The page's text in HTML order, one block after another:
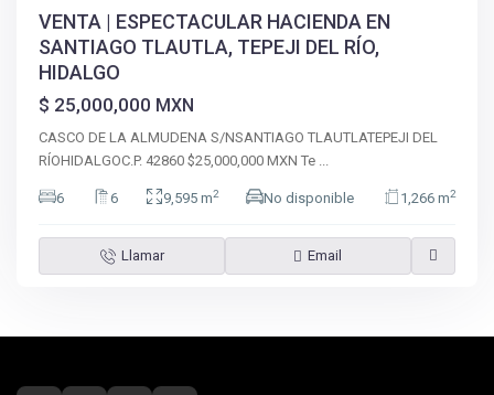
VENTA | ESPECTACULAR HACIENDA EN
SANTIAGO TLAUTLA, TEPEJI DEL RÍO,
HIDALGO
$ 25,000,000 MXN
CASCO DE LA ALMUDENA S/NSANTIAGO TLAUTLATEPEJI DEL
RÍOHIDALGOC.P. 42860 $25,000,000 MXN Te ...
6 6 9,595 m2 No disponible 1,266 m2
Llamar Email